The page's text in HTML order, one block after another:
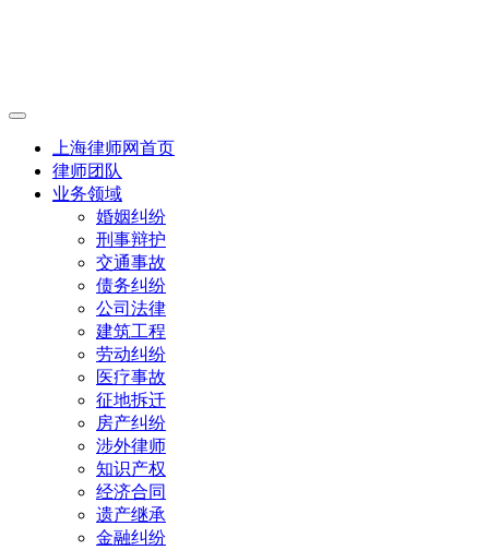
上海律师网首页
律师团队
业务领域
婚姻纠纷
刑事辩护
交通事故
债务纠纷
公司法律
建筑工程
劳动纠纷
医疗事故
征地拆迁
房产纠纷
涉外律师
知识产权
经济合同
遗产继承
金融纠纷